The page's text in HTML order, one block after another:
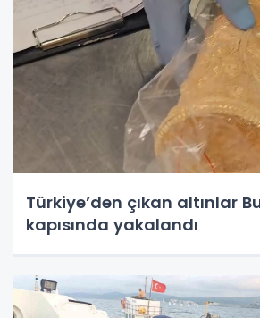
Türkiye’den çıkan altınlar
kapısında yakalandı